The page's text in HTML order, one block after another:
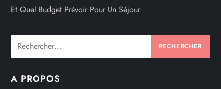
Et Quel Budget Prévoir Pour Un Séjour
Rechercher :
A PROPOS